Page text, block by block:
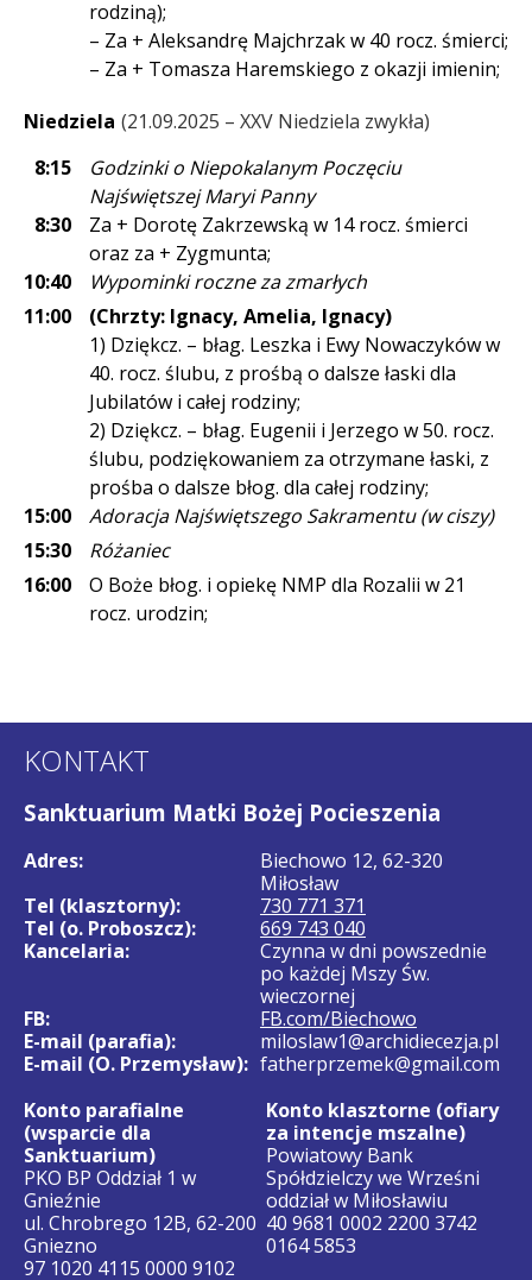
rodziną);
– Za + Aleksandrę Majchrzak w 40 rocz. śmierci;
– Za + Tomasza Haremskiego z okazji imienin;
Niedziela 21.09.2025 – XXV Niedziela zwykła
8:15
Godzinki o Niepokalanym Poczęciu
Najświętszej Maryi Panny
8:30
Za + Dorotę Zakrzewską w 14 rocz. śmierci
oraz za + Zygmunta;
10:40
Wypominki roczne za zmarłych
11:00
(Chrzty: Ignacy, Amelia, Ignacy)
1) Dziękcz. – błag. Leszka i Ewy Nowaczyków w
40. rocz. ślubu, z prośbą o dalsze łaski dla
Jubilatów i całej rodziny;
2) Dziękcz. – błag. Eugenii i Jerzego w 50. rocz.
ślubu, podziękowaniem za otrzymane łaski, z
prośba o dalsze błog. dla całej rodziny;
15:00
Adoracja Najświętszego Sakramentu (w ciszy)
15:30
Różaniec
16:00
O Boże błog. i opiekę NMP dla Rozalii w 21
rocz. urodzin;
KONTAKT
Sanktuarium Matki Bożej Pocieszenia
Adres:
Biechowo 12, 62-320
Miłosław
Tel (klasztorny):
730 771 371
Tel (o. Proboszcz):
669 743 040
Kancelaria:
Czynna w dni powszednie
po każdej Mszy Św.
wieczornej
FB:
FB.com/Biechowo
E-mail (parafia):
miloslaw1@archidiecezja.pl
E-mail (O. Przemysław): fatherprzemek@gmail.com
Konto parafialne
(wsparcie dla
Sanktuarium)
PKO BP Oddział 1 w
Gnieźnie
ul. Chrobrego 12B, 62-200
Gniezno
97 1020 4115 0000 9102
Konto klasztorne (ofiary
za intencje mszalne)
Powiatowy Bank
Spółdzielczy we Wrześni
oddział w Miłosławiu
40 9681 0002 2200 3742
0164 5853